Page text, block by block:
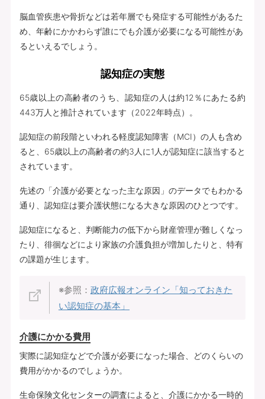
脳血管疾患や骨折などは若年層でも発症する可能性があるた
め、年齢にかかわらず誰にでも介護が必要になる可能性があ
るといえるでしょう。
認知症の実態
65歳以上の高齢者のうち、認知症の人は約12％にあたる約
443万人と推計されています（2022年時点）。
認知症の前段階といわれる軽度認知障害（MCI）の人も含め
ると、65歳以上の高齢者の約3人に1人が認知症に該当すると
されています。
先述の「介護が必要となった主な原因」のデータでもわかる
通り、認知症は要介護状態になる大きな原因のひとつです。
認知症になると、判断能力の低下から財産管理が難しくなっ
たり、徘徊などにより家族の介護負担が増加したりと、特有
の課題が生じます。
※参照： 政府広報オンライン「知っておきた
い認知症の基本」
介護にかかる費用
実際に認知症などで介護が必要になった場合、どのくらいの
費用がかかるのでしょうか。
生命保険文化センターの調査によると、介護にかかる一時的